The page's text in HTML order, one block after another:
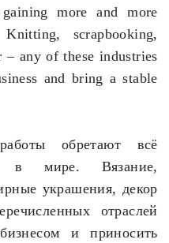
more and more
scrapbooking,
–any of these industries
and bring a stable
обретают всё
в мире. Вязание,
украшения, декор
отраслей
и приносить